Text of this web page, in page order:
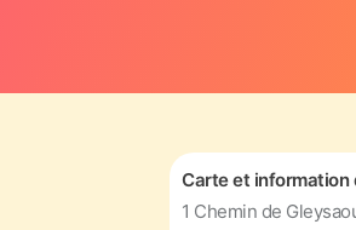
Carte et information
1 Chemin de